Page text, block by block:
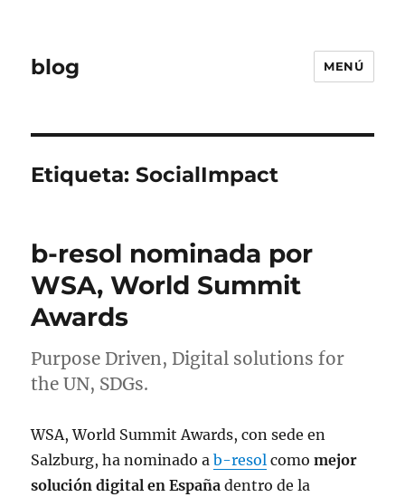
blog MENÚ
Etiqueta:SocialImpact
b-resol nominada por
WSA, World Summit
Awards
Purpose Driven, Digital solutions for
the UN, SDGs.
WSA, World Summit Awards, con sede en
Salzburg, ha nominado ab-resol comomejor
solución digital en España dentro de la